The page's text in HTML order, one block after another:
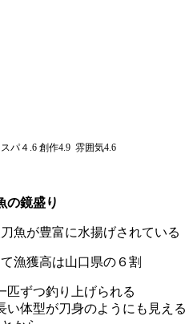
パ４.6 創作4.9 雰囲気4.6
の鏡盛り
魚が豊富に水揚げされている
漁獲高は山口県の６割
匹ずつ釣り上げられる
い体型が刀身のようにも見える